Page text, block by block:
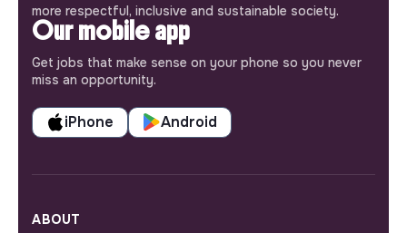
more respectful, inclusive and sustainable society.
Our mobile app
Get jobs that make sense on your phone so you never
miss an opportunity.
iPhone Android
ABOUT